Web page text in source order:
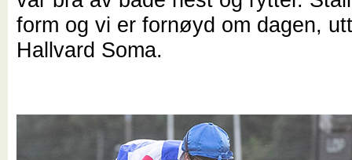
form og vi er fornøyd om dagen,
Hallvard Soma.